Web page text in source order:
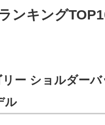
の話題
ランキング
ー ショルダー
ル